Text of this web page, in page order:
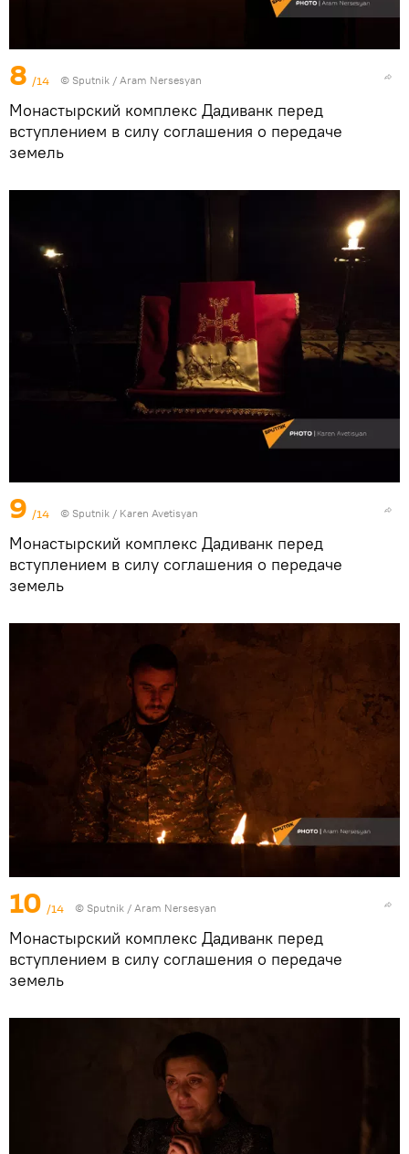
8 /14 © Sputnik / Aram Nersesyan
Монастырский комплекс Дадиванк перед
вступлением в силу соглашения о передаче
земель
9 /14 © Sputnik / Karen Avetisyan
Монастырский комплекс Дадиванк перед
вступлением в силу соглашения о передаче
земель
10 /14 © Sputnik / Aram Nersesyan
Монастырский комплекс Дадиванк перед
вступлением в силу соглашения о передаче
земель